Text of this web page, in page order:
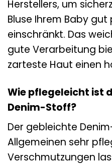
Herstellers, um
Bluse Ihrem Baby
einschränkt. Das
gute Verarbeitung
zarteste Haut einen
Wie pflegeleicht ist
Denim-Stoff?
Der gebleichte
Allgemeinen sehr
Verschmutzungen